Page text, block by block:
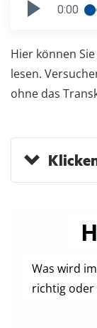
0:00
Hier können
lesen.
ohne das